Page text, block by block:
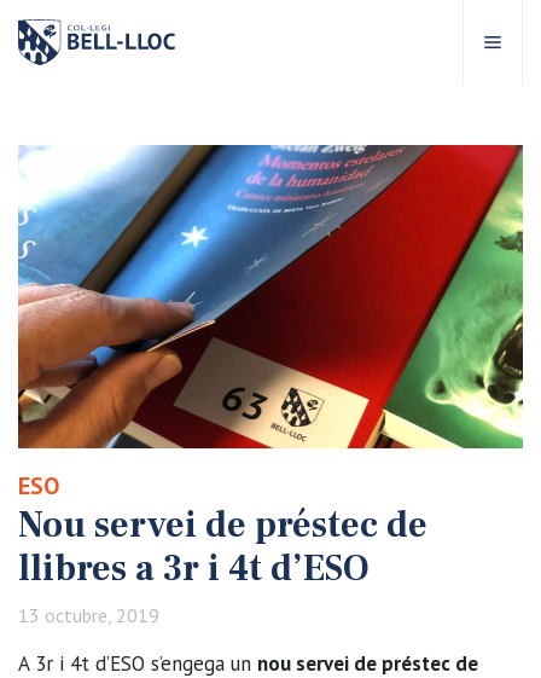
Bell-lloc
Educatiu
educatives
Escolars
Bell-lloc
ESO
Nou servei de préstec de
llibres a 3r i 4t d’ESO
13 octubre, 2019
A 3r i 4t d’ESO s’engega un nou servei de préstec de